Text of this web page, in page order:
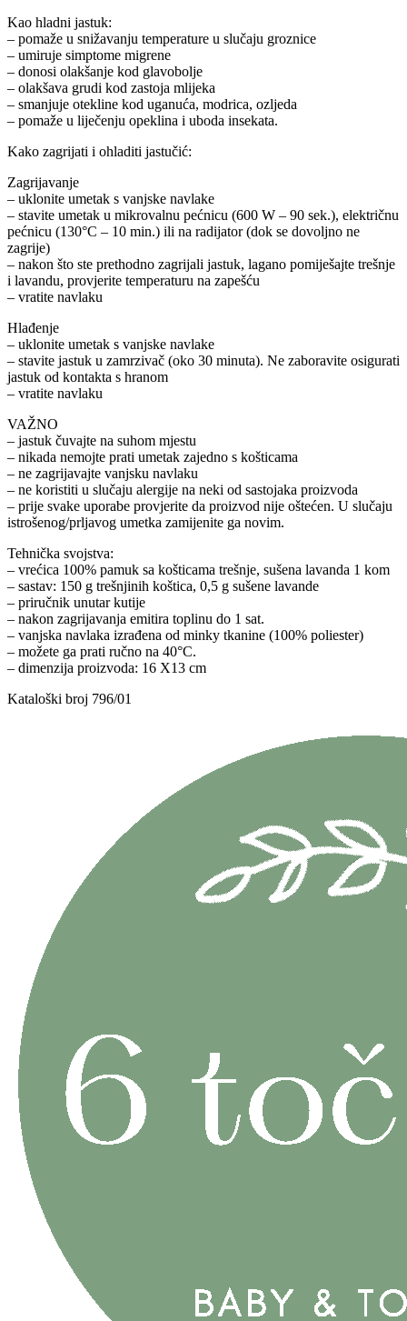
Kao hladni jastuk:
– pomaže u snižavanju temperature u slučaju groznice
– umiruje simptome migrene
– donosi olakšanje kod glavobolje
– olakšava grudi kod zastoja mlijeka
– smanjuje otekline kod uganuća, modrica, ozljeda
– pomaže u liječenju opeklina i uboda insekata.
Kako zagrijati i ohladiti jastučić:
Zagrijavanje
– uklonite umetak s vanjske navlake
– stavite umetak u mikrovalnu pećnicu (600 W – 90 sek.), električnu
pećnicu (130°C – 10 min.) ili na radijator (dok se dovoljno ne
zagrije)
– nakon što ste prethodno zagrijali jastuk, lagano pomiješajte trešnje
i lavandu, provjerite temperaturu na zapešću
– vratite navlaku
Hlađenje
– uklonite umetak s vanjske navlake
– stavite jastuk u zamrzivač (oko 30 minuta). Ne zaboravite osigurati
jastuk od kontakta s hranom
– vratite navlaku
VAŽNO
– jastuk čuvajte na suhom mjestu
– nikada nemojte prati umetak zajedno s košticama
– ne zagrijavajte vanjsku navlaku
– ne koristiti u slučaju alergije na neki od sastojaka proizvoda
– prije svake uporabe provjerite da proizvod nije oštećen. U slučaju
istrošenog/prljavog umetka zamijenite ga novim.
Tehnička svojstva:
– vrećica 100% pamuk sa košticama trešnje, sušena lavanda 1 kom
– sastav: 150 g trešnjinih koštica, 0,5 g sušene lavande
– priručnik unutar kutije
– nakon zagrijavanja emitira toplinu do 1 sat.
– vanjska navlaka izrađena od minky tkanine (100% poliester)
– možete ga prati ručno na 40°C.
– dimenzija proizvoda: 16 X13 cm
Kataloški broj 796/01